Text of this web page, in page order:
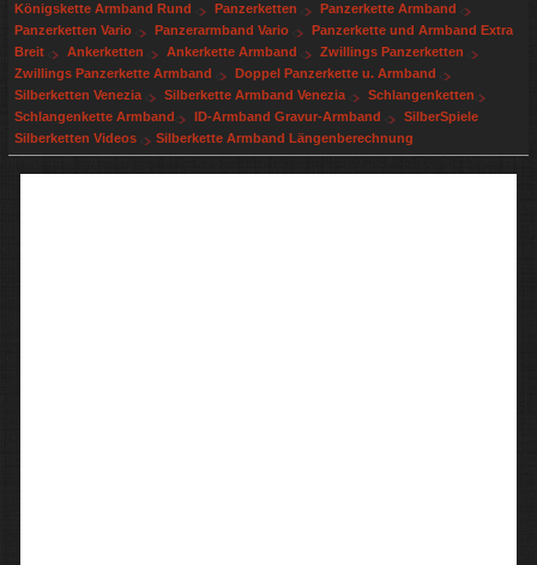
Königskette Armband Rund
Panzerketten
Panzerkette Armband
Panzerketten Vario
Panzerarmband Vario
Panzerkette und Armband Extra
Breit
Ankerketten Ankerkette Armband
Zwillings Panzerketten
Zwillings Panzerkette Armband
Doppel Panzerkette u. Armband
Silberketten Venezia
Silberkette Armband Venezia
Schlangenketten
Schlangenkette Armband
ID-Armband Gravur-Armband
SilberSpiele
Silberketten Videos
Silberkette Armband Längenberechnung